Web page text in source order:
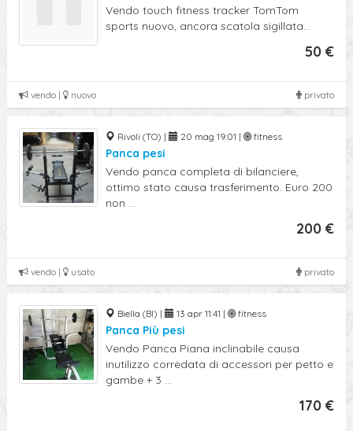
Vendo touch fitness tracker TomTom
sports nuovo, ancora scatola sigillata...
50 €
privato
vendo | nuovo
Rivoli (TO) | 20 mag 19:01 | fitness
Panca pesi
Vendo panca completa di bilanciere,
ottimo stato causa trasferimento. Euro 200
non ...
200 €
privato
vendo | usato
Biella (BI) | 13 apr 11:41 | fitness
Panca Più pesi
Vendo Panca Piana inclinabile causa
inutilizzo corredata di accessori per petto e
gambe + 3 ...
170 €